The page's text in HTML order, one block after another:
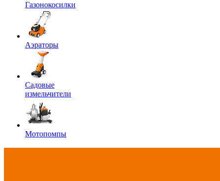
Газонокосилки
Аэраторы
Садовые
измельчители
Мотопомпы